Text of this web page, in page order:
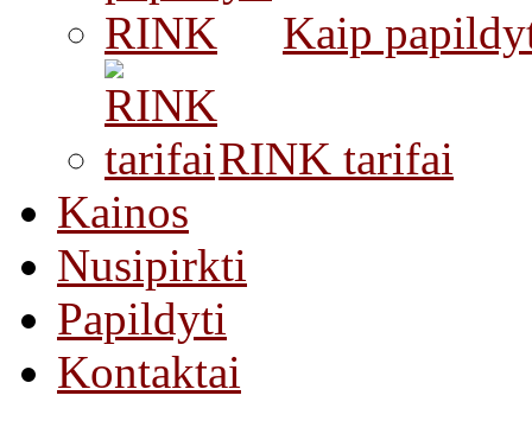
Kaip
RINK tarifai
Kainos
Nusipirkti
Papildyti
Kontaktai